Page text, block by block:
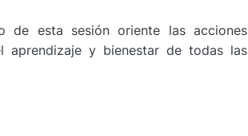
de esta sesión oriente las acciones
aprendizaje y bienestar de todas las